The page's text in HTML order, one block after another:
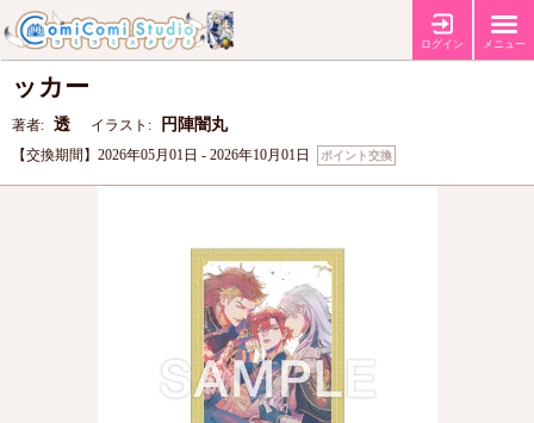
ログイン メニュー
透先生・円陣闇丸先生「神竜の後継者」ステ
ッカー
著者: 透 イラスト: 円陣闇丸
【交換期間】2026年05月01日 - 2026年10月01日 ポイント交換